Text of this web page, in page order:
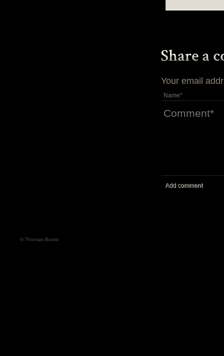
Your email
Add comment
© Thomas Boivin